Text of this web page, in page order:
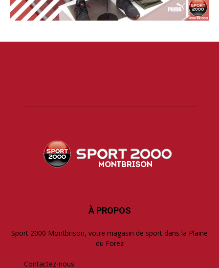
À PROPOS
Sport 2000 Montbrison, votre magasin de sport dans la Plaine
du Forez
Contactez-nous: